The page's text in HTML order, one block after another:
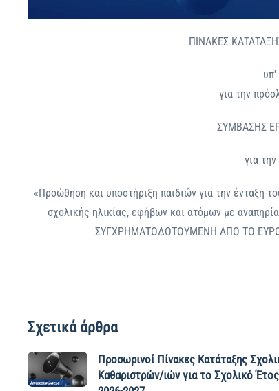
ΠΙΝΑΚΕΣ
για την
ΣΥΜΒΑΣΗΣ
για
«Προώθηση και υποστήριξη παιδιών για την ένταξη
σχολικής ηλικίας, εφήβων και ατόμων με
ΣΥΓΧΡΗΜΑΤΟΔΟΤΟΥΜΕΝΗ ΑΠΟ ΤΟ
Σχετικά άρθρα
Προσωρινοί Πίνακες Κατάταξης
Καθαριστρών/ιών για το Σχολικό Έτος